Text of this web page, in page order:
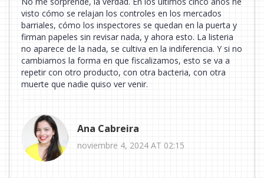
visto cómo se relajan los controles en los mercados
barriales, cómo los inspectores se quedan en la puerta y
firman papeles sin revisar nada, y ahora esto. La listeria
no aparece de la nada, se cultiva en la indiferencia. Y si no
cambiamos la forma en que fiscalizamos, esto se va a
repetir con otro producto, con otra bacteria, con otra
muerte que nadie quiso ver venir.
Ana Cabreira
noviembre 4, 2024 AT 02:15